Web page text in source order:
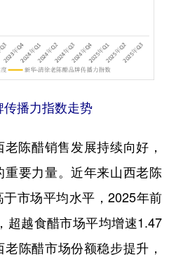
播力指数走势
陈醋销售发展持续向好，
要力量。近年来山西老陈
市场平均水平，2025年前
超越食醋市场平均增速1.47
陈醋市场份额稳步提升，